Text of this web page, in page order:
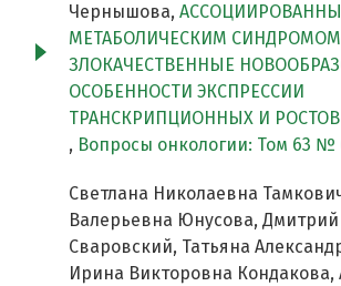
Чернышова,
МЕТАБОЛИЧЕСКИМ СИНДРОМОМ
ЗЛОКАЧЕСТВЕННЫЕ
ОСОБЕННОСТИ ЭКСПРЕССИИ
ТРАНСКРИПЦИОННЫХ И
, Вопросы онкологии: Том 63 №
Светлана Николаевна
Валерьевна Юнусова,
Сваровский, Татьяна
Ирина Викторовна Кондакова,